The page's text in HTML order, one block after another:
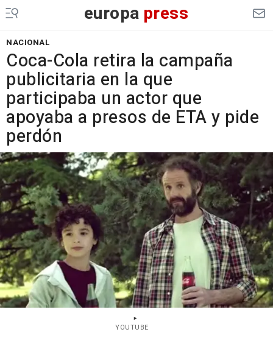
europa press
NACIONAL
Coca-Cola retira la campaña
publicitaria en la que
participaba un actor que
apoyaba a presos de ETA y pide
perdón
YOUTUBE